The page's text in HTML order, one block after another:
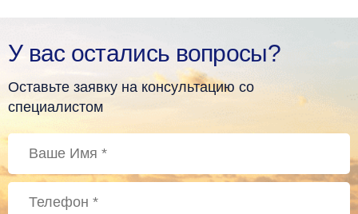
У вас остались вопросы?
Оставьте заявку на консультацию со
специалистом